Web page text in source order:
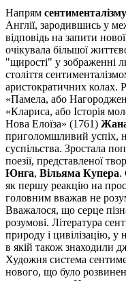
Напрям сентименталізму
Англії, зародившись у
відповідь на запити
очікувала більшої
"щирості" у зображенні
століття
аристократичних колах.
«Памела, або
«Клариса, або Історія
Нова Елоїза» (1761)
приголомшливий успіх,
суспільства. Зростала
поезії, представленої
Юнга, Вільяма Купера.
як першу реакцію на
головним вважав не
Вважалося, що серце
розумові. Література
природу і цивілізацію, у
в якій також знаходили
Художня система
нового, що було